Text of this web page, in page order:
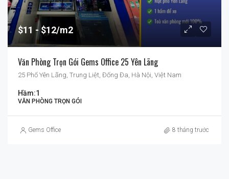
$11 $12/m2
Văn Phòng Trọn Gói Gems Office 25 Yên Lãng
25 Phố Yên Lãng, Trung Liệt, Đống Đa, Hà Nội, Việt Nam
Hầm:1
VĂN PHÒNG TRỌN GÓI
Gems Office 8 tháng trước